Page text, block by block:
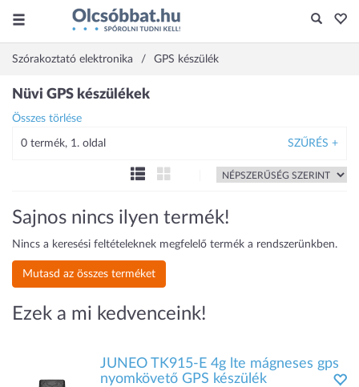
Szórakoztató elektronika GPS készülék
Nüvi GPS készülékek
Összes törlése
0 termék, 1. oldal SZŰRÉS +
Sajnos nincs ilyen termék!
Nincs a keresési feltételeknek megfelelő termék a rendszerünkben.
Mutasd az összes terméket
Ezek a mi kedvenceink!
JUNEO TK915-E 4g lte mágneses gps
nyomkövető GPS készülék